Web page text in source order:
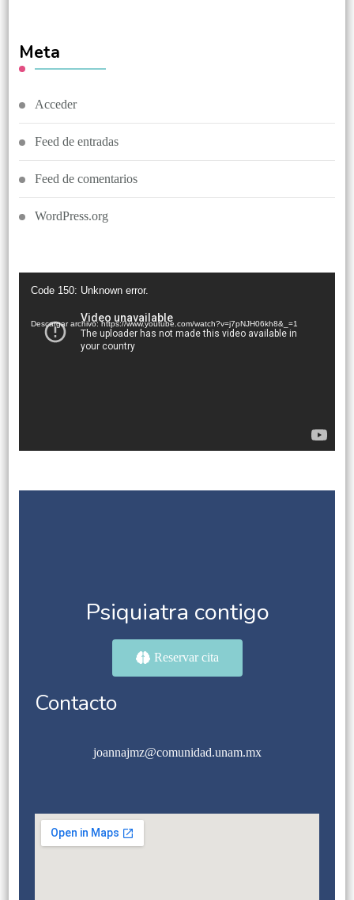
Meta
Acceder
Feed de entradas
Feed de comentarios
WordPress.org
vídeo
Code 150: Unknown error.
Descargar archivo: https://www.youtube.com/watch?v=j7pNJH06kh8&_=1
Psiquiatra contigo
Reservar cita
Contacto
joannajmz@comunidad.unam.mx